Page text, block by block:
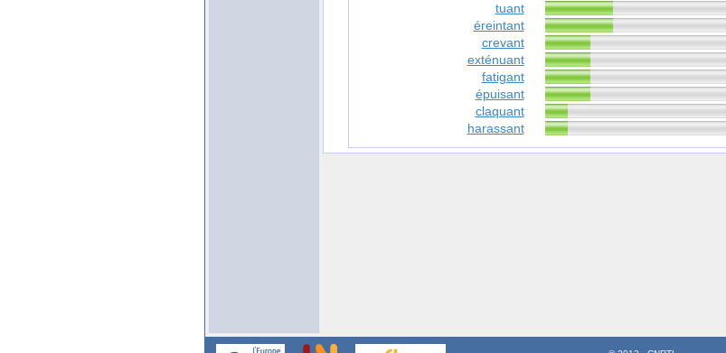
tuant
éreintant
crevant
exténuant
fatigant
épuisant
claquant
harassant